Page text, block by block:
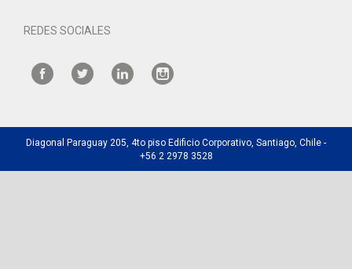
REDES SOCIALES
Diagonal Paraguay 205, 4to piso Edificio Corporativo, Santiago, Chile -
+56 2 2978 3528